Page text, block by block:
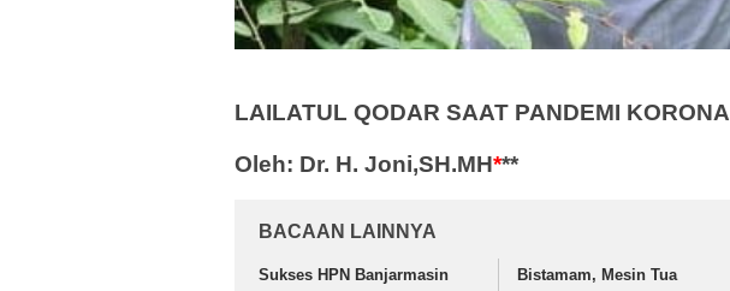
LAILATUL QODAR SAAT PANDEMI KORONA
Oleh: Dr. H. Joni,SH.MH***
BACAAN LAINNYA
Sukses HPN Banjarmasin
Bistamam, Mesin Tua